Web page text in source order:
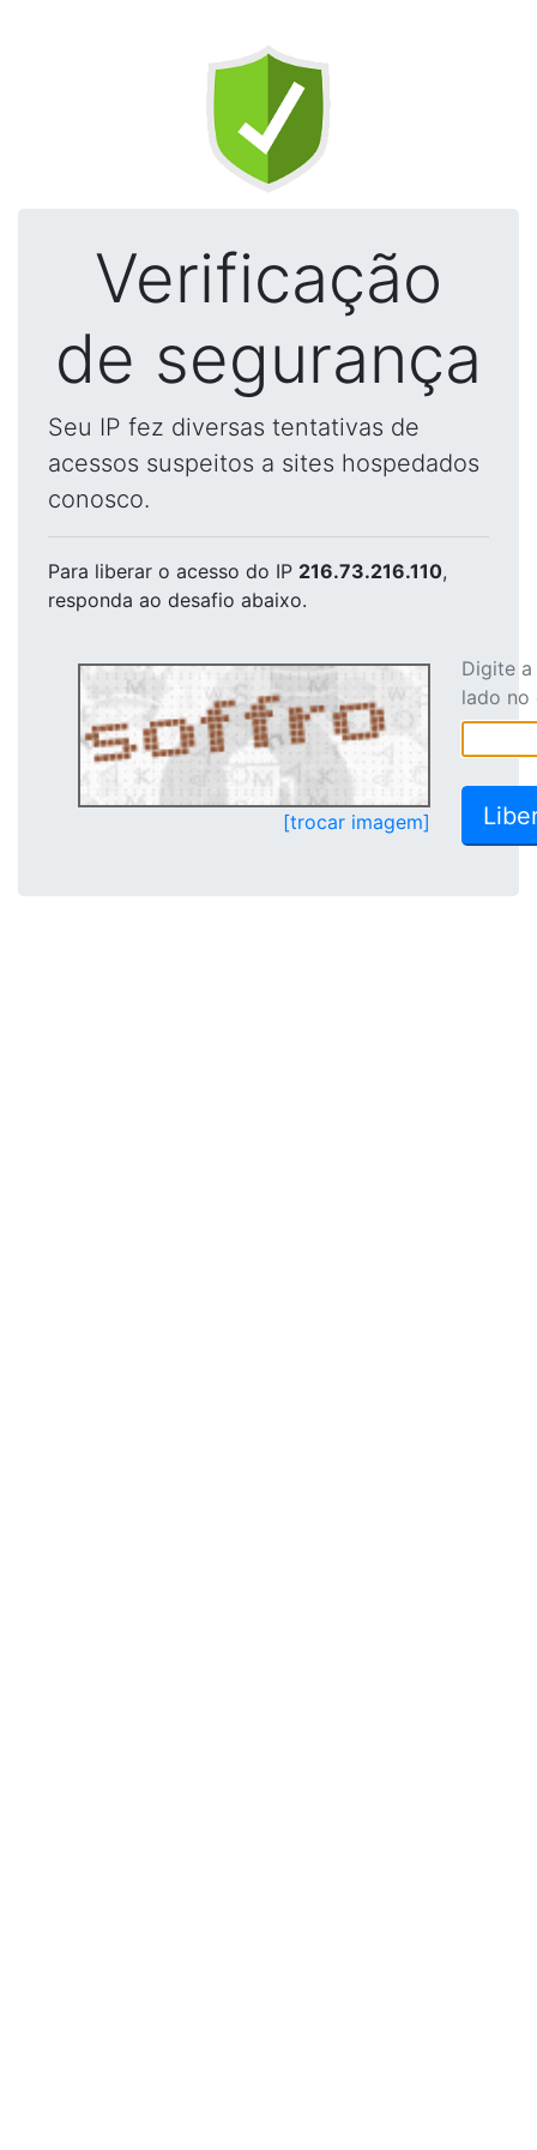
Verificação
de segurança
Seu IP fez diversas tentativas de
acessos suspeitos a sites hospedados
conosco.
Para liberar o acesso do IP 216.73.216.110,
responda ao desafio abaixo.
[trocar imagem]
Digite
lado no